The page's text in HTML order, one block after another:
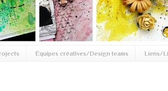
Équipes créatives/Design teams Liens/